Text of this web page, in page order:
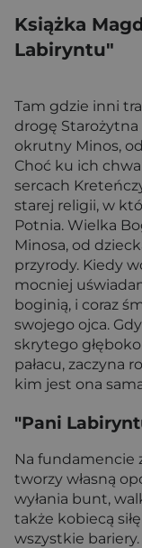
Książka
Labiryntu"
Tam gdzie inni
drogę Starożytna
okrutny Minos,
Choć ku ich
sercach
starej religii, w
Potnia. Wielka
Minosa, od
przyrody. Kiedy
mocniej
boginią, i coraz
swojego ojca.
skrytego
pałacu, zaczyna
kim jest ona
"Pani
Na fundamencie
tworzy własną
wyłania bunt,
także kobiecą
wszystkie bariery.